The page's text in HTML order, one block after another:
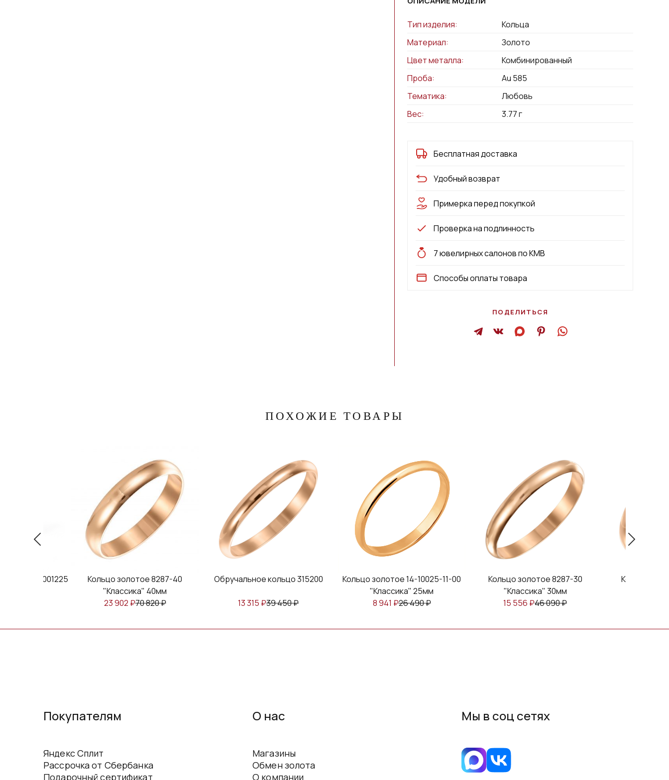
Тип изделия:
Кольца
Материал:
Золото
Цвет металла:
Комбинированный
Проба:
Au 585
Тематика:
Любовь
Вес:
3.77г
Бесплатная доставка
Удобный возврат
Примерка перед покупкой
Проверка на подлинность
7 ювелирных салонов по КМВ
Способы оплаты товара
ПОДЕЛИТЬСЯ
ПОХОЖИЕ ТОВАРЫ
Au Т10001225
Кольцо золотое 8287-40
"Классика" 40мм
23 902 ₽70 820₽
Обручальное кольцо 315200
13 315 ₽39 450₽
Кольцо золотое 14-10025-11-00
"Классика" 25мм
8 941 ₽26 490₽
Кольцо золотое 8287-30
"Классика" 30мм
15 556 ₽46 090₽
Кольцо
Покупателям
Яндекс Сплит
Рассрочка от Сбербанка
Подарочный сертификат
О нас
Магазины
Обмен золота
О компании
Мы в соц сетях